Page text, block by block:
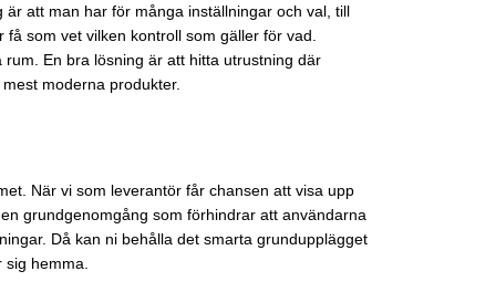
att man har för många inställningar och val, till
som vet vilken kontroll som gäller för vad.
En bra lösning är att hitta utrustning där
moderna produkter.
När vi som leverantör får chansen att visa upp
grundgenomgång som förhindrar att användarna
Då kan ni behålla det smarta grundupplägget
hemma.